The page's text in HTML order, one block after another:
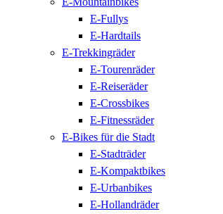
E-Fullys
E-Hardtails
E-Trekkingräder
E-Tourenräder
E-Reiseräder
E-Crossbikes
E-Fitnessräder
E-Bikes für die Stadt
E-Stadträder
E-Kompaktbikes
E-Urbanbikes
E-Hollandräder